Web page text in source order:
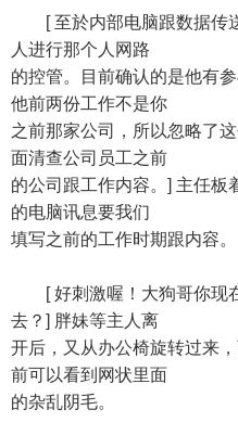
[ 至於内部电脑跟数据传
人进行那个人网路
的控管。目前确认的是他有
他前两份工作不是你
之前那家公司，所以忽略了
面清查公司员工之前
的公司跟工作内容。] 主任板
的电脑讯息要我们
填写之前的工作时期跟内容。
[ 好刺激喔！大狗哥你现
去？] 胖妹等主人离
开后，又从办公椅旋转过来
前可以看到网状里面
的杂乱阴毛。